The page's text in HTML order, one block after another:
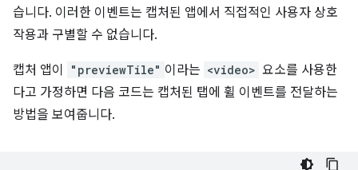
습니다. 이러한 이벤트는 캡처된 앱에서 직접적인 사용자 상호
작용과 구별할 수 없습니다.
캡처 앱이 "previewTile" 이라는 <video> 요소를 사용한
다고 가정하면 다음 코드는 캡처된 탭에 휠 이벤트를 전달하는
방법을 보여줍니다.